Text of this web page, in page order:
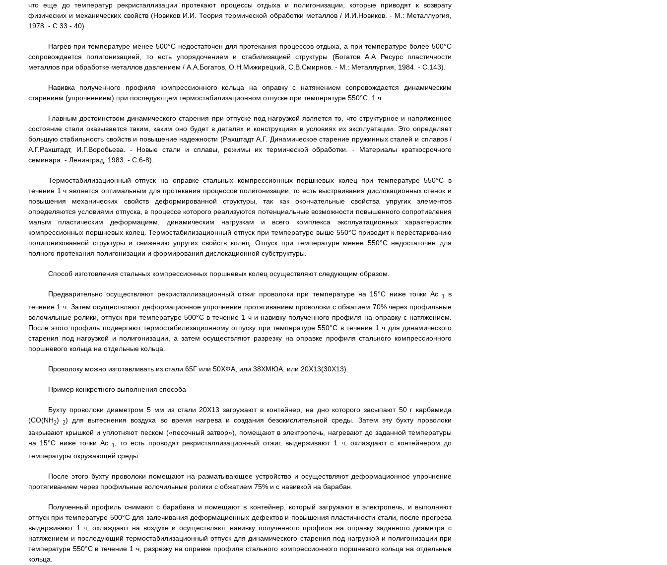
что еще до температур рекристаллизации протекают процессы отдыха и полигонизации, которые приводят к возврату
физических и механических свойств (Новиков И.И. Теория термической обработки металлов / И.И.Новиков. - М.: Металлургия,
1978. - С.33 - 40).
Нагрев при температуре менее 500°С недостаточен для протекания процессов отдыха, а при температуре более 500°С
сопровождается полигонизацией, то есть упорядочением и стабилизацией структуры (Богатов А.А Ресурс пластичности
металлов при обработке металлов давлением / А.А.Богатов, О.Н.Мижирецкий, С.В.Смирнов. - М.: Металлургия, 1984. - С.143).
Навивка полученного профиля компрессионного кольца на оправку с натяжением сопровождается динамическим
старением (упрочнением) при последующем термостабилизационном отпуске при температуре 550°С, 1 ч.
Главным достоинством динамического старения при отпуске под нагрузкой является то, что структурное и напряженное
состояние стали оказывается таким, каким оно будет в деталях и конструкциях в условиях их эксплуатации. Это определяет
большую стабильность свойств и повышение надежности (Рахштадт А.Г. Динамическое старение пружинных сталей и сплавов /
А.Г.Рахштадт, И.Г.Воробьева. - Новые стали и сплавы, режимы их термической обработки. - Материалы краткосрочного
семинара. - Ленинград, 1983. - С.6-8).
Термостабилизационный отпуск на оправке стальных компрессионных поршневых колец при температуре 550°С в
течение 1 ч является оптимальным для протекания процессов полигонизации, то есть выстраивания дислокационных стенок и
повышения механических свойств деформированной структуры, так как окончательные свойства упругих элементов
определяются условиями отпуска, в процессе которого реализуются потенциальные возможности повышенного сопротивления
малым пластическим деформациям, динамическим нагрузкам и всего комплекса эксплуатационных характеристик
компрессионных поршневых колец. Термостабилизационный отпуск при температуре выше 550°С приводит к перестариванию
полигонизованной структуры и снижению упругих свойств колец. Отпуск при температуре менее 550°С недостаточен для
полного протекания полигонизации и формирования дислокационной субструктуры.
Способ изготовления стальных компрессионных поршневых колец осуществляют следующим образом.
Предварительно осуществляют рекристаллизационный отжиг проволоки при температуре на 15°С ниже точки Аc 1
в
течение 1 ч. Затем осуществляют деформационное упрочнение протягиванием проволоки с обжатием 70% через профильные
волочильные ролики, отпуск при температуре 500°С в течение 1 ч и навивку полученного профиля на оправку с натяжением.
После этого профиль подвергают термостабилизационному отпуску при температуре 550°С в течение 1 ч для динамического
старения под нагрузкой и полигонизации, а затем осуществляют разрезку на оправке профиля стального компрессионного
поршневого кольца на отдельные кольца.
Проволоку можно изготавливать из стали 65Г или 50ХФА, или 38ХМЮА, или 20Х13(30Х13).
Пример конкретного выполнения способа
Бухту проволоки диаметром 5 мм из стали 20Х13 загружают в контейнер, на дно которого засыпают 50 г карбамида
(CO(NH2) 2) для вытеснения воздуха во время нагрева и создания безокислительной среды. Затем эту бухту проволоки
закрывают крышкой и уплотняют песком («песочный затвор»), помещают в электропечь, нагревают до заданной температуры
на 15°С ниже точки Ас 1, то есть проводят рекристаллизационный отжиг, выдерживают 1 ч, охлаждают с контейнером до
температуры окружающей среды.
После этого бухту проволоки помещают на разматывающее устройство и осуществляют деформационное упрочнение
протягиванием через профильные волочильные ролики с обжатием 75% и с навивкой на барабан.
Полученный профиль снимают с барабана и помещают в контейнер, который загружают в электропечь, и выполняют
отпуск при температуре 500°С для залечивания деформационных дефектов и повышения пластичности стали, после прогрева
выдерживают 1 ч, охлаждают на воздухе и осуществляют навивку полученного профиля на оправку заданного диаметра с
натяжением и последующий термостабилизационный отпуск для динамического старения под нагрузкой и полигонизации при
температуре 550°С в течение 1 ч, разрезку на оправке профиля стального компрессионного поршневого кольца на отдельные
кольца.